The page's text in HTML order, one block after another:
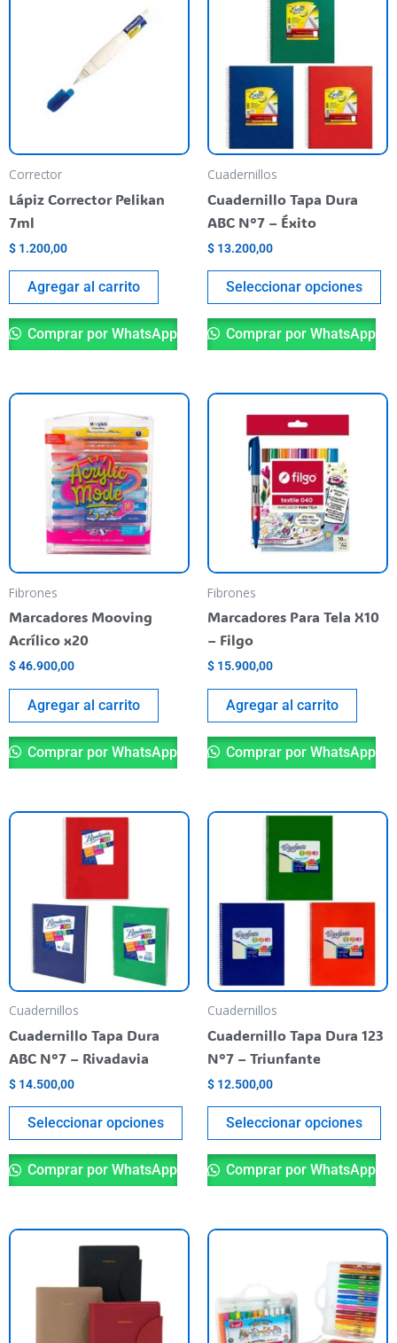
Corrector
Lápiz Corrector Pelikan
7ml
$ 1.200,00
Agregar al carrito
Comprar por WhatsApp
Cuadernillos
Cuadernillo Tapa Dura
ABC N°7 – Éxito
$ 13.200,00
Seleccionar opciones
se
Comprar por WhatsApp
Fibrones
Marcadores Mooving
Acrílico x20
$46.900,00
Agregar al carrito
Comprar por WhatsApp
Fibrones
Marcadores Para Tela X10
– Filgo
$ 15.900,00
Agregar al carrito
Comprar por WhatsApp
Cuadernillos
Cuadernillo Tapa Dura
ABC N°7 – Rivadavia
$ 14.500,00
Seleccionar opciones
Este
variantes.
opciones
se
pueden
elegir
producto
Comprar por WhatsApp
Cuadernillos
Cuadernillo Tapa Dura 123
N°7 – Triunfante
$ 12.500,00
Seleccionar opciones
se
Comprar por WhatsApp
Este
varias
variantes.